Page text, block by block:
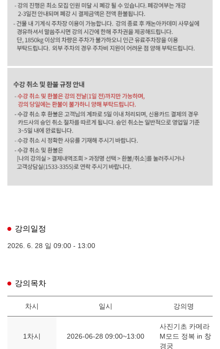
강의일정
2026. 6. 28 일 09:00 - 13:00
강의목차
차시 일시 강의명
1차시 2026-06-28 09:00~13:00
사진기초 카메라
M모드 정복 in 창
경궁